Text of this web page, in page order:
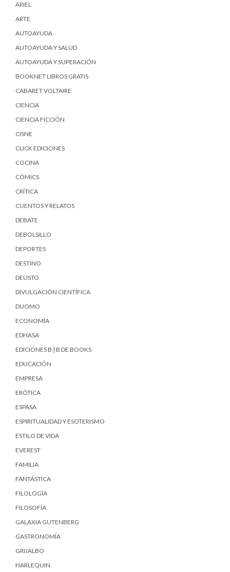
ARIEL
ARTE
AUTOAYUDA
AUTOAYUDA Y SALUD
AUTOAYUDA Y SUPERACIÓN
BOOKNET LIBROS GRATIS
CABARET VOLTAIRE
CIENCIA
CIENCIA FICCIÓN
CISNE
CLICK EDICIONES
COCINA
CÓMICS
CRÍTICA
CUENTOS Y RELATOS
DEBATE
DEBOLSILLO
DEPORTES
DESTINO
DEUSTO
DIVULGACIÓN CIENTÍFICA
DUOMO
ECONOMÍA
EDHASA
EDICIONES B | B DE BOOKS
EDUCACIÓN
EMPRESA
ERÓTICA
ESPASA
ESPIRITUALIDAD Y ESOTERISMO
ESTILO DE VIDA
EVEREST
FAMILIA
FANTÁSTICA
FILOLOGÍA
FILOSOFÍA
GALAXIA GUTENBERG
GASTRONOMÍA
GRIJALBO
HARLEQUIN